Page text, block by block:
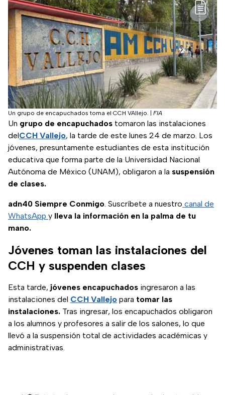
Un grupo de encapuchados toma el CCH VAllejo. FIA
Un grupo de encapuchados tomaron las instalaciones
delCCH Vallejo, la tarde de este lunes 24 de marzo. Los
jóvenes, presuntamente estudiantes de esta institución
educativa que forma parte de la Universidad Nacional
Autónoma de México (UNAM), obligaron a la suspensión
de clases.
adn40 Siempre Conmigo. Suscríbete a nuestro canal de
WhatsApp y lleva la información en la palma de tu
mano.
Jóvenes toman las instalaciones del
CCH y suspenden clases
Esta tarde, jóvenes encapuchados ingresaron a las
instalaciones del CCH Vallejo para tomar las
instalaciones. Tras ingresar, los encapuchados obligaron
a los alumnos y profesores a salir de los salones, lo que
llevó a la suspensión total de actividades académicas y
administrativas.